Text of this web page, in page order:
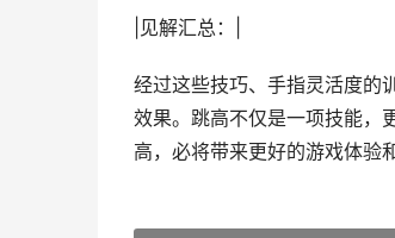
|见解汇总：|
经过这些技巧、手指灵活度的
效果。跳高不仅是一项技能，
高，必将带来更好的游戏体验